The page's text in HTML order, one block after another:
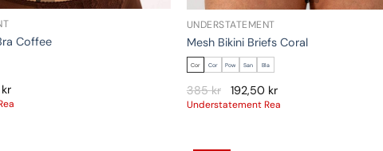
Coffee
kr
UNDERSTATEMENT
Mesh Bikini Briefs Coral
Cor Cor Pow San Bla
385kr 192,50 kr
Understatement Rea